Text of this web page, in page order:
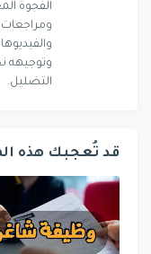
الفجوة
ومراجعات
وتوجيهه
التضليل.
قد تُعجبك هذه